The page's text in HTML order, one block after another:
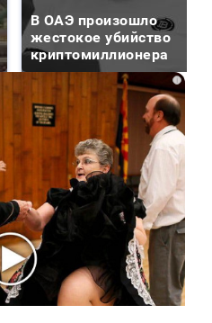
В ОАЭ произошло
жестокое убийство
криптомиллионера
i